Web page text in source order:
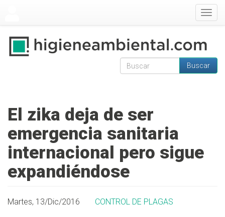
Formulario de
Buscar
El zika deja de ser
emergencia sanitaria
internacional pero sigue
expandiéndose
Martes, 13/Dic/2016 CONTROL DE PLAGAS